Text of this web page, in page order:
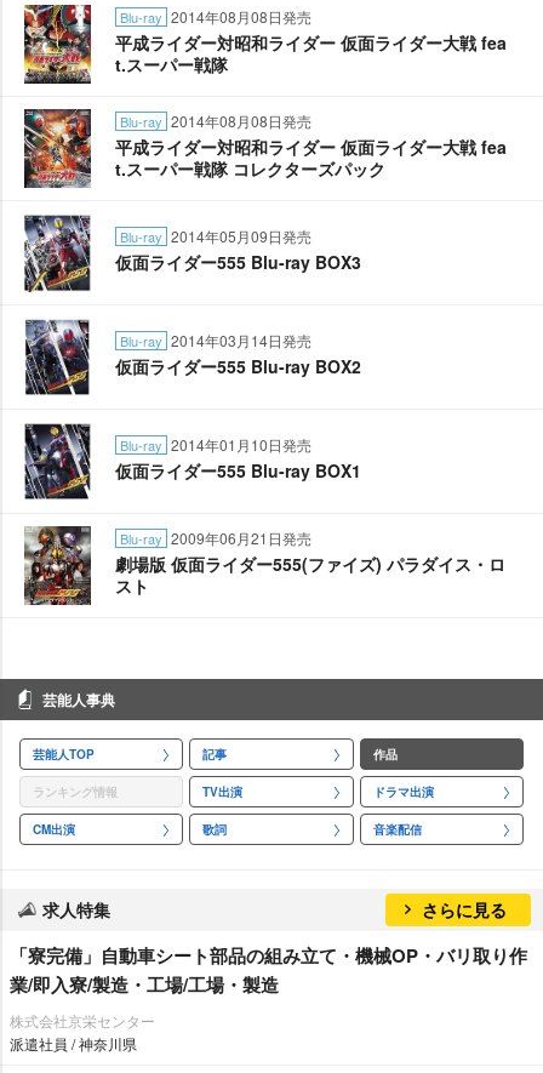
Blu-ray 2014年08月08日発売
平成ライダー対昭和ライダー 仮面ライダー大戦 fea
t.スーパー戦隊
Blu-ray 2014年08月08日発売
平成ライダー対昭和ライダー 仮面ライダー大戦 fea
t.スーパー戦隊 コレクターズパック
Blu-ray 2014年05月09日発売
仮面ライダー555 Blu-ray BOX3
Blu-ray 2014年03月14日発売
仮面ライダー555 Blu-ray BOX2
Blu-ray 2014年01月10日発売
仮面ライダー555 Blu-ray BOX1
Blu-ray 2009年06月21日発売
劇場版 仮面ライダー555(ファイズ) パラダイス・ロ
スト
芸能人事典
芸能人TOP 記事 作品
ランキング情報 TV出演 ドラマ出演
CM出演 歌詞 音楽配信
求人特集 さらに見る
「寮完備」自動車シート部品の組み立て・機械OP・バリ取り作
業/即入寮/製造・工場/工場・製造
株式会社京栄センター
派遣社員 / 神奈川県